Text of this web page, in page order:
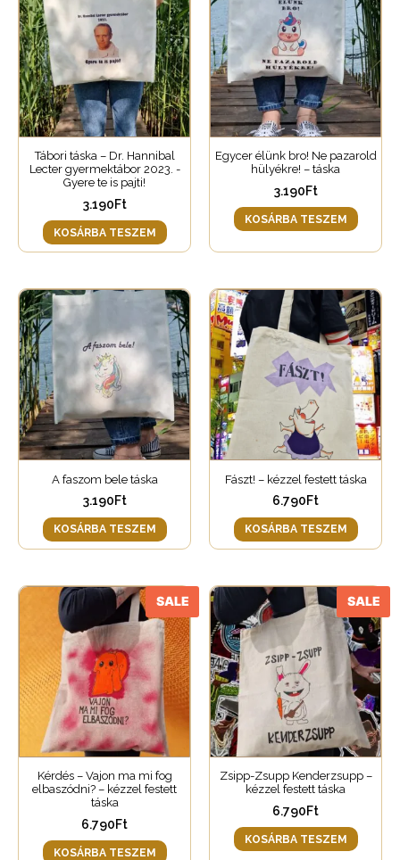
Tábori táska – Dr. Hannibal
Lecter gyermektábor 2023. -
Gyere te is pajti!
3.190Ft
KOSÁRBA TESZEM
Egycer élünk bro! Ne pazarold
hülyékre! – táska
3.190Ft
KOSÁRBA TESZEM
A faszom bele táska
3.190Ft
KOSÁRBA TESZEM
Fászt! – kézzel festett táska
6.790Ft
KOSÁRBA TESZEM
SALE
Kérdés – Vajon ma mi fog
elbaszódni? – kézzel festett
táska
6.790Ft
KOSÁRBA TESZEM
SALE
Zsipp-Zsupp Kenderzsupp –
kézzel festett táska
6.790Ft
KOSÁRBA TESZEM